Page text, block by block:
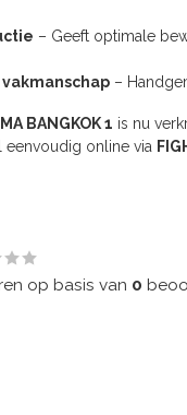
– Geeft optimale
–
BANGKOK 1 is nu
eenvoudig online via
op basis van 0